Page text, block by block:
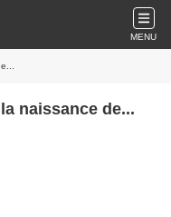
MENU
naissance de...